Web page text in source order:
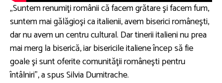
„Suntem renumiţi românii că facem grătare şi facem fum,
suntem mai gălăgioşi ca italienii, avem biserici româneşti,
dar nu avem un centru cultural. Dar tinerii italieni nu prea
mai merg la biserică, iar bisericile italiene încep să fie
goale şi sunt oferite comunităţii româneşti pentru
întâlniri”, a spus Silvia Dumitrache.